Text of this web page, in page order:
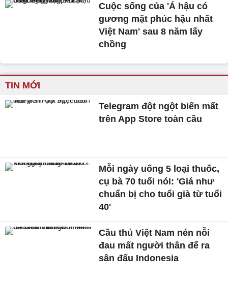
Cuộc sống của 'Á hậu có
gương mặt phúc hậu nhất
Việt Nam' sau 8 năm lấy
chồng
TIN MỚI
Telegram đột ngột biến mất
trên App Store toàn cầu
Mỗi ngày uống 5 loại thuốc,
cụ bà 70 tuổi nói: 'Giá như
chuẩn bị cho tuổi già từ tuổi
40'
Cầu thủ Việt Nam nén nỗi
đau mất người thân để ra
sân đấu Indonesia